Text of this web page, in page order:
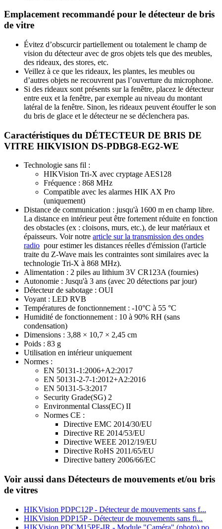
Emplacement recommandé pour le détecteur de bris
de vitre
Évitez d’obscurcir partiellement ou totalement le champ de
vision du détecteur avec de gros objets tels que des meubles,
des rideaux, des stores, etc.
Veillez à ce que les rideaux, les plantes, les meubles ou
d’autres objets ne recouvrent pas l’ouverture du microphone.
Si des rideaux sont présents sur la fenêtre, placez le détecteur
entre eux et la fenêtre, par exemple au niveau du montant
latéral de la fenêtre. Sinon, les rideaux peuvent étouffer le son
du bris de glace et le détecteur ne se déclenchera pas.
Caractéristiques du DÉTECTEUR DE BRIS DE
VITRE HIKVISION DS-PDBG8-EG2-WE
Technologie sans fil :
HIKVision Tri-X avec cryptage AES128
Fréquence : 868 MHz
Compatible avec les alarmes HIK AX Pro
(uniquement)
Distance de communication : jusqu'à 1600 m en champ libre.
La distance en intérieur peut être fortement réduite en fonction
des obstacles (ex : cloisons, murs, etc.), de leur matériaux et
épaisseurs. Voir notre article sur la transmission des ondes
radio pour estimer les distances réelles d'émission (l'article
traite du Z-Wave mais les contraintes sont similaires avec la
technologie Tri-X à 868 MHz).
Alimentation : 2 piles au lithium 3V CR123A (fournies)
Autonomie : Jusqu'à 3 ans (avec 20 détections par jour)
Détecteur de sabotage : OUI
Voyant : LED RVB
Températures de fonctionnement : -10°C à 55 °C
Humidité de fonctionnement : 10 à 90% RH (sans
condensation)
Dimensions : 3,88 × 10,7 × 2,45 cm
Poids : 83 g
Utilisation en intérieur uniquement
Normes :
EN 50131-1:2006+A2:2017
EN 50131-2-7-1:2012+A2:2016
EN 50131-5-3:2017
Security Grade(SG) 2
Environmental Class(EC) II
Normes CE :
Directive EMC 2014/30/EU
Directive RE 2014/53/EU
Directive WEEE 2012/19/EU
Directive RoHS 2011/65/EU
Directive battery 2006/66/EC
Voir aussi dans Détecteurs de mouvements et/ou bris
de vitres
HIKVision PDPC12P - Détecteur de mouvements sans f...
HIKVision PDP15P - Détecteur de mouvements sans fi...
HIKVision PDCM15PF-IR - Module "Caméra" (photo) po...